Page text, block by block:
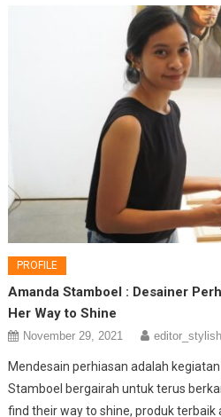
PROFILE
Amanda Stamboel : Desainer
Her Way to Shine
November 29, 2021 editor_stylish
Mendesain perhiasan adalah
Stamboel bergairah untuk terus
find their way to shine, produk